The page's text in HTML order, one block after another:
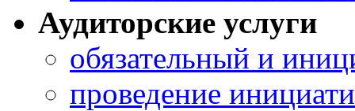
Аудиторские услуги
обязательный и
проведение